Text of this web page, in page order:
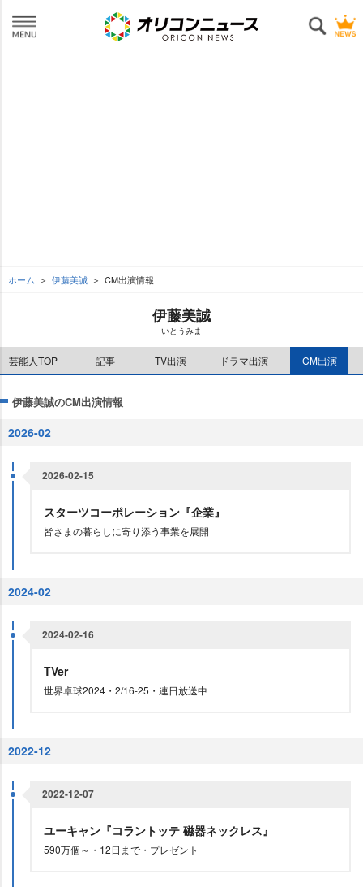
ホーム 伊藤美誠 CM出演情報
伊藤美誠
いとうみま
芸能人TOP 記事 TV出演 ドラマ出演 CM出演
伊藤美誠のCM出演情報
2026-02
2026-02-15
スターツコーポレーション『企業』
皆さまの暮らしに寄り添う事業を展開
2024-02
2024-02-16
TVer
世界卓球2024・2/16-25・連日放送中
2022-12
2022-12-07
ユーキャン『コラントッテ 磁器ネックレス』
590万個～・12日まで・プレゼント